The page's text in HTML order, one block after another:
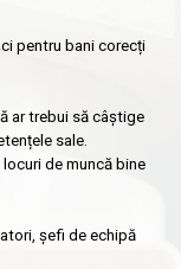
pentru bani corecți
ar trebui să câștige
sale.
de muncă bine
șefi de echipă